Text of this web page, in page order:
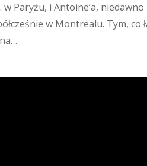
w Paryżu, i Antoine’a,
w Montrealu. Tym, co